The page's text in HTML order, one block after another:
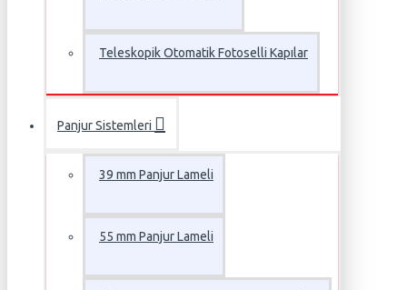
Teleskopik Otomatik Fotoselli Kapılar
Panjur Sistemleri
39 mm Panjur Lameli
55 mm Panjur Lameli